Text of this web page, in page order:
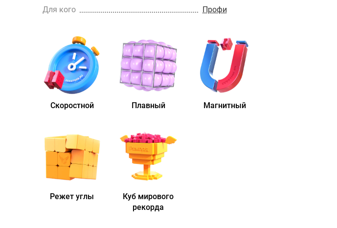
Для кого Профи
Скоростной Плавный Магнитный
Режет углы
Куб мирового
рекорда